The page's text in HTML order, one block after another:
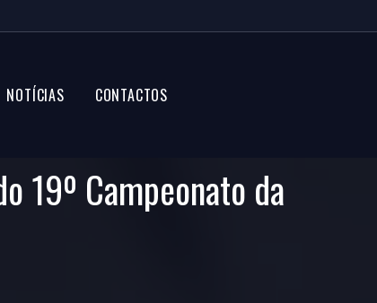
NOTÍCIAS CONTACTOS
19º Campeonato da